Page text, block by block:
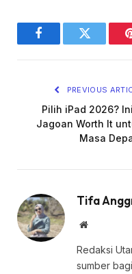
FacebookTwitter
PREVIOUS
Pilih iPad 2026?
Jagoan Worth It
Masa
Tifa
Website
Redaksi
sumber